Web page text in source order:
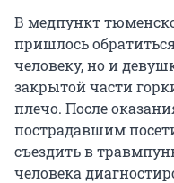
В медпункт
пришлось
человеку, но и
закрытой части
плечо. После
пострадавшим
съездить в
человека